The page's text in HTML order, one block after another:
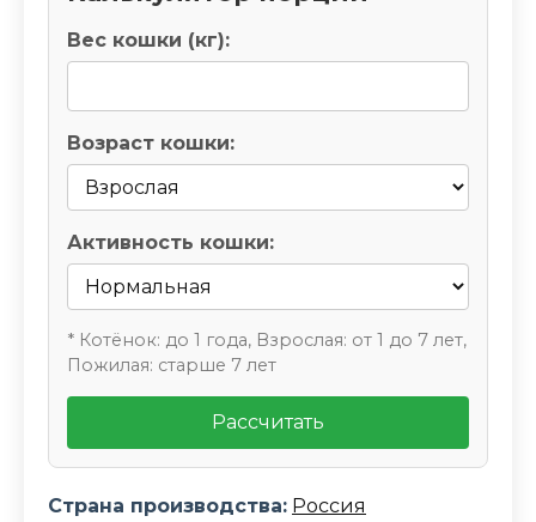
Вес кошки (кг):
Возраст кошки:
Активность кошки:
* Котёнок: до 1 года, Взрослая: от 1 до 7 лет,
Пожилая: старше 7 лет
Рассчитать
Страна производства: Россия